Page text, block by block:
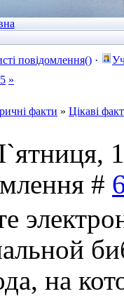
повідомлення() ·
»
факти » Цікаві
#
на